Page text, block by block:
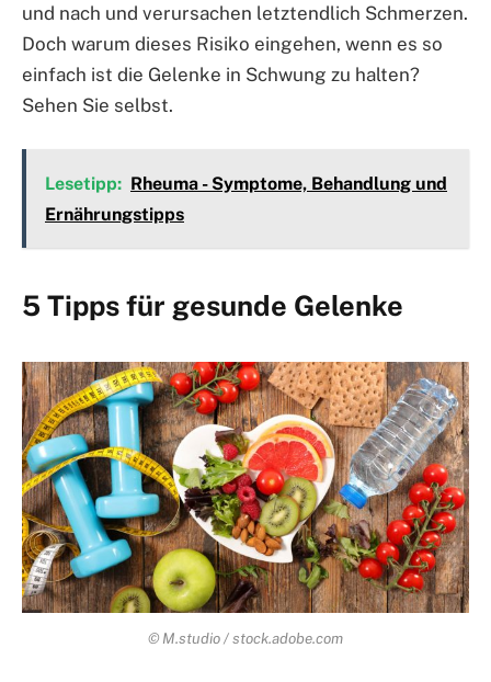
und nach und verursachen letztendlich Schmerzen.
Doch warum dieses Risiko eingehen, wenn es so
einfach ist die Gelenke in Schwung zu halten?
Sehen Sie selbst.
Lesetipp: Rheuma - Symptome, Behandlung und
Ernährungstipps
5 Tipps für gesunde Gelenke
© M.studio / stock.adobe.com